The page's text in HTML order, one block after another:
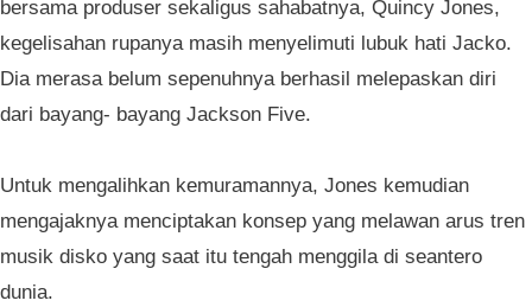
bersama produser sekaligus sahabatnya, Quincy Jones,
kegelisahan rupanya masih menyelimuti lubuk hati Jacko.
Dia merasa belum sepenuhnya berhasil melepaskan diri
dari bayang- bayang Jackson Five.
Untuk mengalihkan kemuramannya, Jones kemudian
mengajaknya menciptakan konsep yang melawan arus tren
musik disko yang saat itu tengah menggila di seantero
dunia.